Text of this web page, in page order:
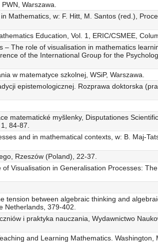
Warszawa.
Mathematics, w: F. Hitt, M. Santos (red.),
Education, Vol. 1, ERIC/CSMEE,
The role of visualisation in mathematics
of the International Group for the
w matematyce szkolnej, WSiP, Warszawa.
epistemologicznej. Rozprawa doktorska
matematické myšlenky, Disputationes
84-87.
and in mathematical contexts, w: B. Maj-
Rzeszów (Poland), 22-37.
Visualisation in Generalisation Processes:
tension between algebraic thinking and
Netherlands, 379-402.
i praktyka nauczania, Wydawnictwo
and Learning Mathematics. Washington,